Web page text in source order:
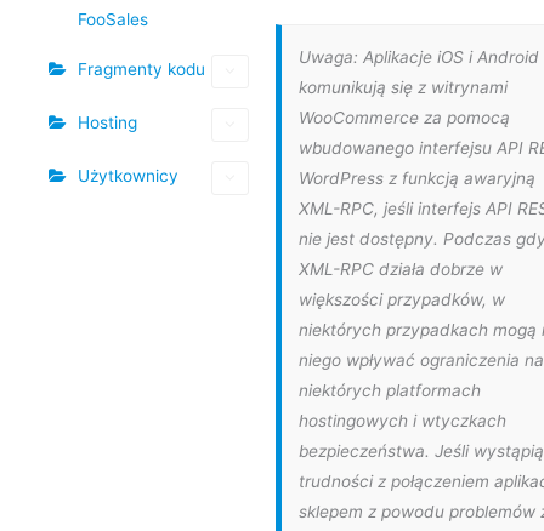
FooSales
Fragmenty kodu
Hosting
Użytkownicy
Uwaga: Aplikacje iOS i Android
komunikują się z witrynami
WooCommerce za pomocą
wbudowanego interfejsu API
WordPress z funkcją awaryjną
XML-RPC, jeśli interfejs API
nie jest dostępny. Podczas
XML-RPC działa dobrze w
większości przypadków, w
niektórych przypadkach mogą
niego wpływać ograniczenia na
niektórych platformach
hostingowych i wtyczkach
bezpieczeństwa. Jeśli wystąpią
trudności z połączeniem
sklepem z powodu problemów